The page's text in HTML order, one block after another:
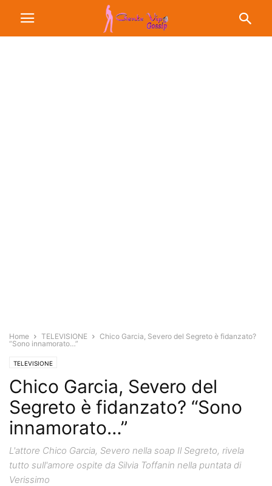
Home TELEVISIONE
Chico Garcia, Severo del Segreto è fidanzato?
“Sono innamorato…”
TELEVISIONE
Chico Garcia, Severo del
Segreto è fidanzato? “Sono
innamorato…”
L'attore Chico Garcia, Severo nella soap Il Segreto, rivela
tutto sull'amore ospite da Silvia Toffanin nella puntata di
Verissimo